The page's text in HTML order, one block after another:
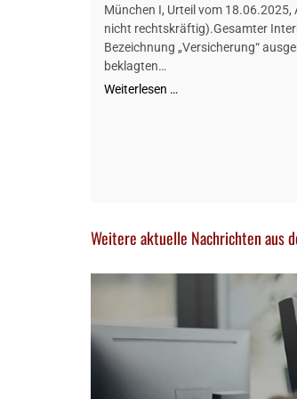
München I, Urteil vom 18.06.2025,
nicht rechtskräftig).Gesamter
Bezeichnung „Versicherung“
beklagten…
Weiterlesen …
Weitere aktuelle Nachrichten aus